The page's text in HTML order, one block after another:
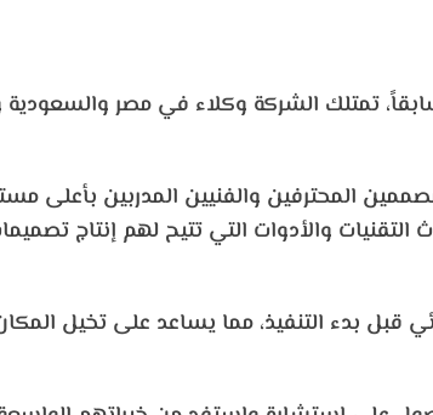
تمتلك الشركة وكلاء في مصر والسعودية
المحترفين والفنيين المدربين بأعلى
والأدوات التي تتيح لهم إنتاج
قبل بدء التنفيذ، مما يساعد على تخيل